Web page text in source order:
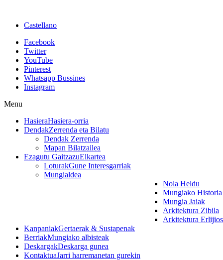
Castellano
Facebook
Twitter
YouTube
Pinterest
Whatsapp Bussines
Instagram
Menu
HasieraHasiera-orria
DendakZerrenda eta Bilatu
Dendak Zerrenda
Mapan Bilatzailea
Ezagutu GaitzazuElkartea
LoturakGune Interesgarriak
Mungialdea
Nola Heldu
Mungiako Historia
Mungia Jaiak
Arkitektura Zibila
Arkitektura
KanpaniakGertaerak & Sustapenak
BerriakMungiako albisteak
DeskargakDeskarga gunea
KontaktuaJarri harremanetan gurekin